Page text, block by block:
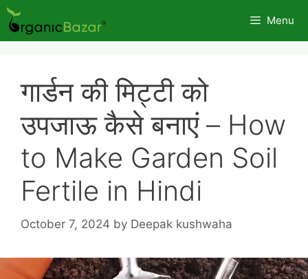
Skip
to
content
Menu
गार्डन की मिट्टी को
उपजाऊ कैसे बनाएं – How
to Make Garden Soil
Fertile in Hindi
October 7, 2024 by Deepak kushwaha